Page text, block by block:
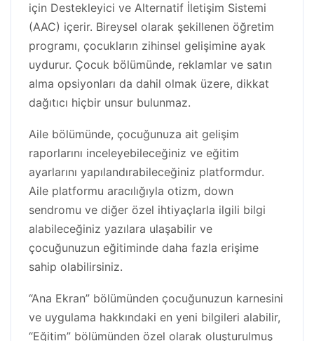
için Destekleyici ve Alternatif İletişim Sistemi
(AAC) içerir. Bireysel olarak şekillenen öğretim
programı, çocukların zihinsel gelişimine ayak
uydurur. Çocuk bölümünde, reklamlar ve satın
alma opsiyonları da dahil olmak üzere, dikkat
dağıtıcı hiçbir unsur bulunmaz.
Aile bölümünde, çocuğunuza ait gelişim
raporlarını inceleyebileceğiniz ve eğitim
ayarlarını yapılandırabileceğiniz platformdur.
Aile platformu aracılığıyla otizm, down
sendromu ve diğer özel ihtiyaçlarla ilgili bilgi
alabileceğiniz yazılara ulaşabilir ve
çocuğunuzun eğitiminde daha fazla erişime
sahip olabilirsiniz.
“Ana Ekran” bölümünden çocuğunuzun karnesini
ve uygulama hakkındaki en yeni bilgileri alabilir,
“Eğitim” bölümünden özel olarak oluşturulmuş